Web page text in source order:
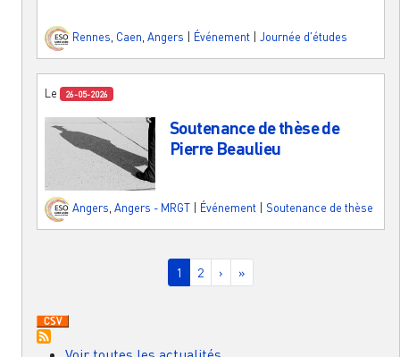
Rennes Caen Angers Événement Journée d'études
Le 26-05-2026
Soutenance de thèse de
Pierre Beaulieu
Angers Angers - MRGT Événement Soutenance de thèse
Page courante
1 Page
2 Page suivante
› Dernière page
»